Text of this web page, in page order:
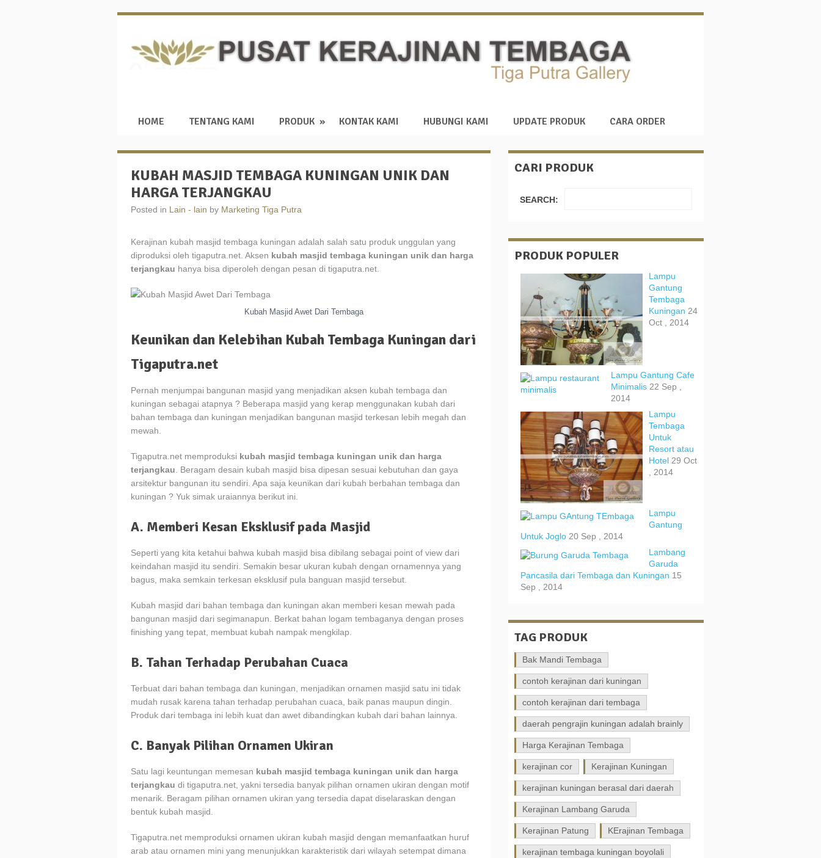
HOME TENTANG KAMI PRODUK KONTAK KAMI HUBUNGI KAMI UPDATE PRODUK CARA ORDER
KUBAH MASJID TEMBAGA KUNINGAN UNIK DAN
HARGA TERJANGKAU
Posted in Lain - lain by Marketing Tiga Putra
Kerajinan kubah masjid tembaga kuningan adalah salah satu produk unggulan yang
diproduksi oleh tigaputra.net. Aksen kubah masjid tembaga kuningan unik dan harga
terjangkau hanya bisa diperoleh dengan pesan di tigaputra.net.
Kubah Masjid Awet Dari Tembaga
Keunikan dan Kelebihan Kubah Tembaga Kuningan dari
Tigaputra.net
Pernah menjumpai bangunan masjid yang menjadikan aksen kubah tembaga dan
kuningan sebagai atapnya ? Beberapa masjid yang kerap menggunakan kubah dari
bahan tembaga dan kuningan menjadikan bangunan masjid terkesan lebih megah dan
mewah.
Tigaputra.net memproduksi kubah masjid tembaga kuningan unik dan harga
terjangkau . Beragam desain kubah masjid bisa dipesan sesuai kebutuhan dan gaya
arsitektur bangunan itu sendiri. Apa saja keunikan dari kubah berbahan tembaga dan
kuningan ? Yuk simak uraiannya berikut ini.
A. Memberi Kesan Eksklusif pada Masjid
Seperti yang kita ketahui bahwa kubah masjid bisa dibilang sebagai point of view dari
keindahan masjid itu sendiri. Semakin besar ukuran kubah dengan ornamennya yang
bagus, maka semkain terkesan eksklusif pula banguan masjid tersebut.
Kubah masjid dari bahan tembaga dan kuningan akan memberi kesan mewah pada
bangunan masjid dari segimanapun. Berkat bahan logam tembaganya dengan proses
finishing yang tepat, membuat kubah nampak mengkilap.
B. Tahan Terhadap Perubahan Cuaca
Terbuat dari bahan tembaga dan kuningan, menjadikan ornamen masjid satu ini tidak
mudah rusak karena tahan terhadap perubahan cuaca, baik panas maupun dingin.
Produk dari tembaga ini lebih kuat dan awet dibandingkan kubah dari bahan lainnya.
C. Banyak Pilihan Ornamen Ukiran
Satu lagi keuntungan memesan kubah masjid tembaga kuningan unik dan harga
terjangkau di tigaputra.net, yakni tersedia banyak pilihan ornamen ukiran dengan motif
menarik. Beragam pilihan ornamen ukiran yang tersedia dapat diselaraskan dengan
bentuk kubah masjid.
Tigaputra.net memproduksi ornamen ukiran kubah masjid dengan memanfaatkan huruf
arab atau ornamen mini yang menunjukkan karakteristik dari wilayah setempat dimana
CARI PRODUK
SEARCH:
PRODUK POPULER
Lampu
Gantung
Tembaga
Kuningan 24
Oct , 2014
Lampu Gantung Cafe
Minimalis 22 Sep ,
2014
Lampu
Tembaga
Untuk
Resort atau
Hotel 29 Oct
, 2014
Lampu
Gantung
Untuk Joglo 20 Sep , 2014
Lambang
Garuda
Pancasila dari Tembaga dan Kuningan 15
Sep , 2014
TAG PRODUK
Bak Mandi Tembaga
contoh kerajinan dari kuningan
contoh kerajinan dari tembaga
daerah pengrajin kuningan adalah brainly
Harga Kerajinan Tembaga
kerajinan cor Kerajinan Kuningan
kerajinan kuningan berasal dari daerah
Kerajinan Lambang Garuda
Kerajinan Patung KErajinan Tembaga
kerajinan tembaga kuningan boyolali